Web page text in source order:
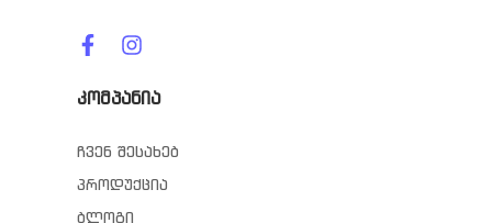
კომპანია
ჩვენ შესახებ
პროდუქცია
ბლოგი